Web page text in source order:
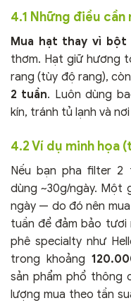
4.1 Những điều cần
Mua hạt thay vì bột
thơm. Hạt giữ hương
rang (tùy độ rang),
2 tuần. Luôn dùng
kín, tránh tủ lạnh và
4.2 Ví dụ minh họa
Nếu bạn pha filter 2
dùng ~30g/ngày. Một
ngày — do đó nên
tuần để đảm bảo tươi
phê specialty như
trong khoảng
sản phẩm phổ thông
lượng mua theo tần